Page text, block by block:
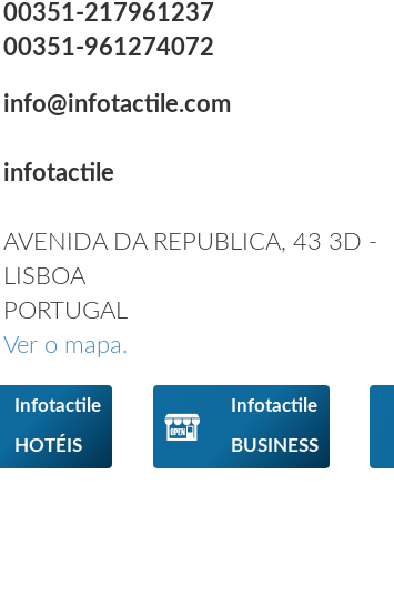
00351-217961237
00351-961274072
info@infotactile.com
infotactile
AVENIDA DA REPUBLICA, 43 3D -
LISBOA
PORTUGAL
Ver o mapa.
Infotactile
HOTÉIS
Infotactile
BUSINESS